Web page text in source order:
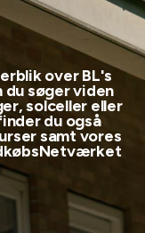
over BL's
søger viden
solceller eller
du også
samt vores